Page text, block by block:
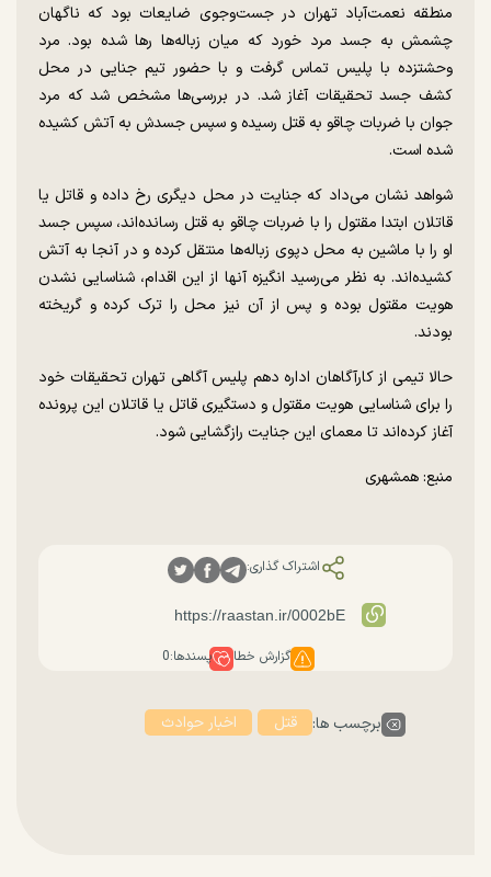
منطقه نعمت‌آباد تهران در جست‌وجوی ضایعات بود که ناگهان
چشمش به جسد مرد خورد که میان زباله‌ها رها شده بود. مرد
وحشتزده با پلیس تماس گرفت و با حضور تیم جنایی در محل
کشف جسد تحقیقات آغاز شد. در بررسی‌ها مشخص شد که مرد
جوان با ضربات چاقو به قتل رسیده و سپس جسدش به آتش کشیده
شده است.
شواهد نشان می‌داد که جنایت در محل دیگری رخ داده و قاتل یا
قاتلان ابتدا مقتول را با ضربات چاقو به قتل رسانده‌اند، سپس جسد
او را با ماشین به محل دپوی زباله‌ها منتقل کرده و در آنجا به آتش
کشیده‌اند. به نظر می‌رسید انگیزه آنها از این اقدام، شناسایی نشدن
هویت مقتول بوده و پس از آن نیز محل را ترک کرده و گریخته
بودند.
حالا تیمی از کارآگاهان اداره دهم پلیس آگاهی تهران تحقیقات خود
را برای شناسایی هویت مقتول و دستگیری قاتل یا قاتلان این پرونده
آغاز کرده‌اند تا معمای این جنایت رازگشایی شود.
منبع: همشهری
اشتراک گذاری:
گزارش خطا پسندها:0
برچسب ها: قتل اخبار حوادث